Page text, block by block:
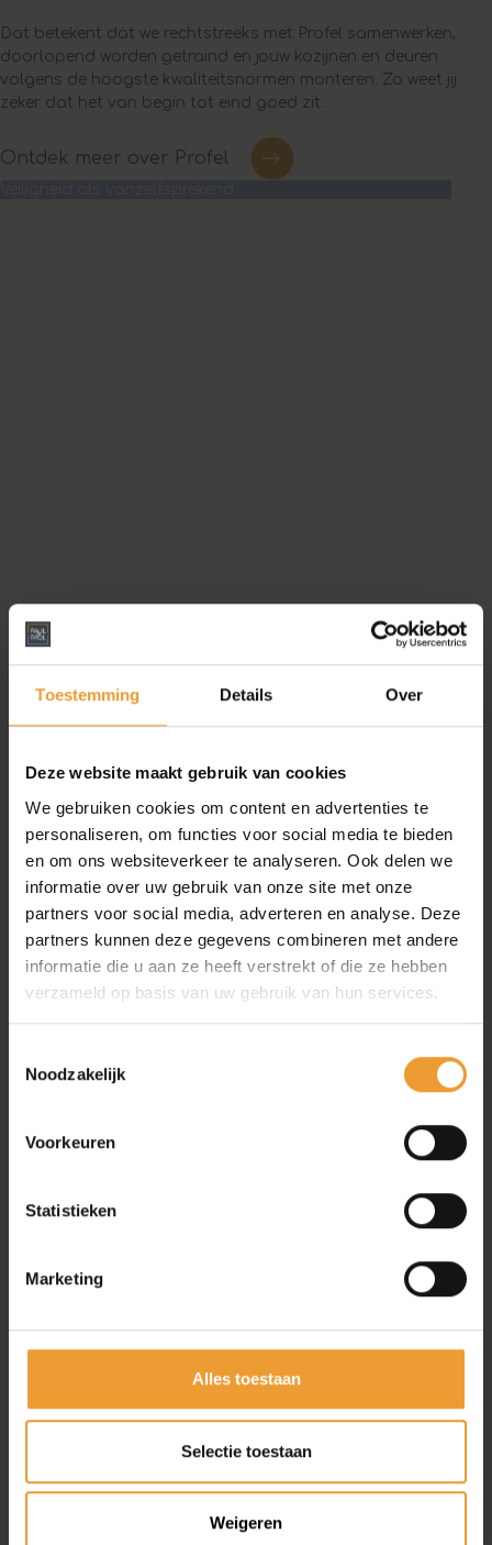
Toestemming Details Over
Deze website maakt gebruik van cookies
We gebruiken cookies om content en advertenties te
personaliseren, om functies voor social media te bieden
en om ons websiteverkeer te analyseren. Ook delen we
informatie over uw gebruik van onze site met onze
partners voor social media, adverteren en analyse. Deze
partners kunnen deze gegevens combineren met andere
informatie die u aan ze heeft verstrekt of die ze hebben
verzameld op basis van uw gebruik van hun services.
Noodzakelijk
Voorkeuren
Statistieken
Marketing
Alles toestaan
Selectie toestaan
Weigeren
Dat betekent dat we rechtstreeks met Profel samenwerken,
doorlopend worden getraind en jouw kozijnen en deuren
volgens de hoogste kwaliteitsnormen monteren. Zo weet jij
zeker dat het van begin tot eind goed zit.
Ontdek meer over Profel